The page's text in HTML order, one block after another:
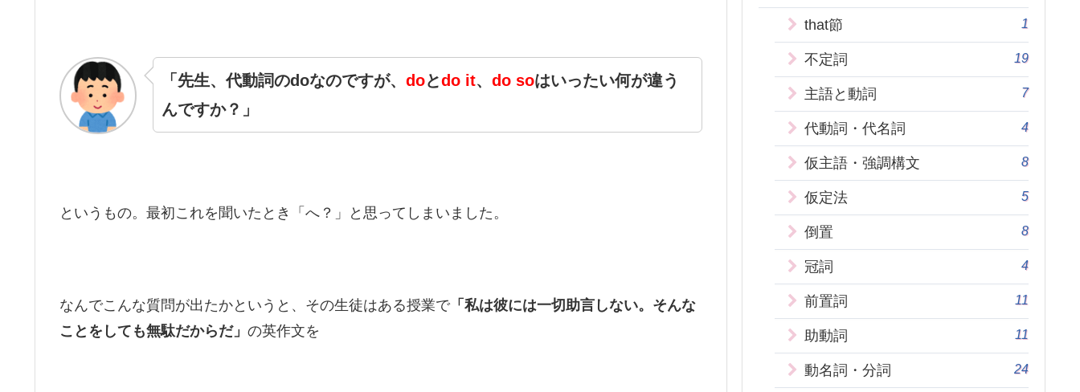
「先生、代動詞のdoなのですが、 doとdo it、 do soはいったい何が違う
んですか？」
というもの。最初これを聞いたとき「へ？」と思ってしまいました。
なんでこんな質問が出たかというと、その生徒はある授業で「私は彼には一切助言しない。そんな
ことをしても無駄だからだ」 の英作文を
that節 1
不定詞 19
主語と動詞 7
代動詞・代名詞 4
仮主語・強調構文 8
仮定法 5
倒置 8
冠詞 4
前置詞 11
助動詞 11
動名詞・分詞 24